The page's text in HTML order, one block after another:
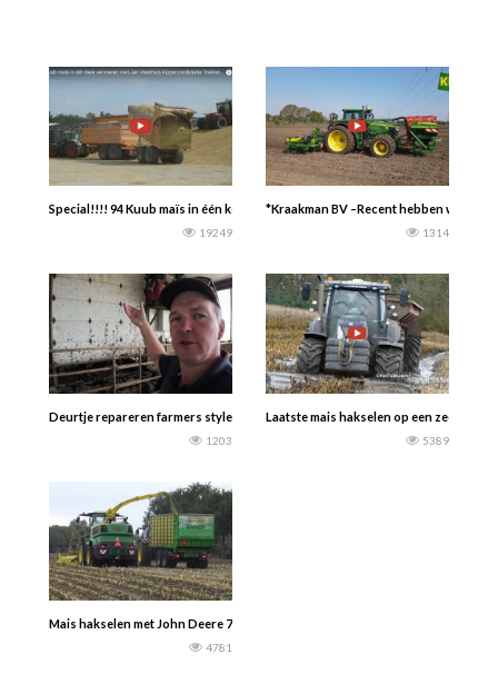
Special!!!! 94 Kuub maïs in één keer vervoeren met Jan Veenhuis kipper
19249
*Kraakman BV –Recent hebben wij
1314
Deurtje repareren farmers style. Hoe halen we een roldeur naar beneden. Zo
1203
Laatste mais hakselen op een zeer nat
5389
Mais hakselen met John Deere 7750i en demo John Deere 8400i – Dekker
4781